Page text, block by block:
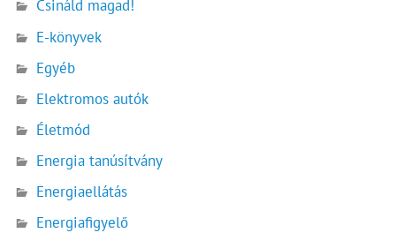
Csináld magad!
E-könyvek
Egyéb
Elektromos autók
Életmód
Energia tanúsítvány
Energiaellátás
Energiafigyelő